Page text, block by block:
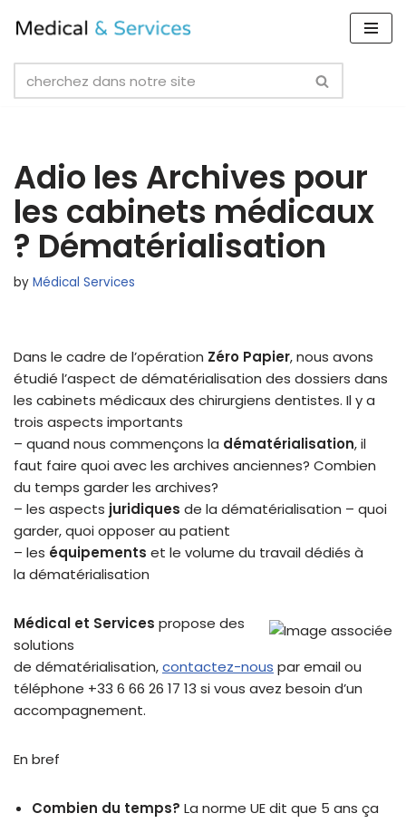
to
content
Adio les Archives pour
les cabinets médicaux
? Dématérialisation
by Médical Services
Dans le cadre de l’opération Zéro Papier, nous avons
étudié l’aspect de dématérialisation des dossiers dans
les cabinets médicaux des chirurgiens dentistes. Il y a
trois aspects importants
– quand nous commençons la dématérialisation, il
faut faire quoi avec les archives anciennes? Combien
du temps garder les archives?
– les aspects juridiques de la dématérialisation – quoi
garder, quoi opposer au patient
– les équipements et le volume du travail dédiés à
la dématérialisation
Médical et Services propose des
solutions
de dématérialisation,contactez-nous par email ou
téléphone +33 6 66 26 17 13 si vous avez besoin d’un
accompagnement.
En bref
Combien du temps? La norme UE dit que 5 ans ça